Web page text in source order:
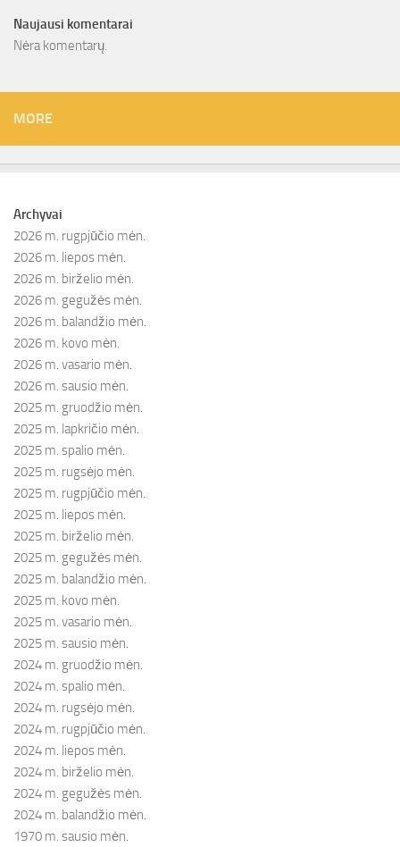
Naujausi komentarai
Nėra komentarų.
MORE
Archyvai
2026 m. rugpjūčio mėn.
2026 m. liepos mėn.
2026 m. birželio mėn.
2026 m. gegužės mėn.
2026 m. balandžio mėn.
2026 m. kovo mėn.
2026 m. vasario mėn.
2026 m. sausio mėn.
2025 m. gruodžio mėn.
2025 m. lapkričio mėn.
2025 m. spalio mėn.
2025 m. rugsėjo mėn.
2025 m. rugpjūčio mėn.
2025 m. liepos mėn.
2025 m. birželio mėn.
2025 m. gegužės mėn.
2025 m. balandžio mėn.
2025 m. kovo mėn.
2025 m. vasario mėn.
2025 m. sausio mėn.
2024 m. gruodžio mėn.
2024 m. spalio mėn.
2024 m. rugsėjo mėn.
2024 m. rugpjūčio mėn.
2024 m. liepos mėn.
2024 m. birželio mėn.
2024 m. gegužės mėn.
2024 m. balandžio mėn.
1970 m. sausio mėn.